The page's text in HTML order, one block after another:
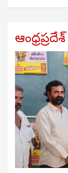
ఆంధ్రప్రదేశ్